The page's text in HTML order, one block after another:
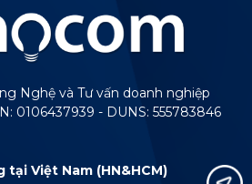
Nghệ và Tư vấn doanh nghiệp
0106437939 - DUNS: 555783846
tại Việt Nam (HN&HCM)